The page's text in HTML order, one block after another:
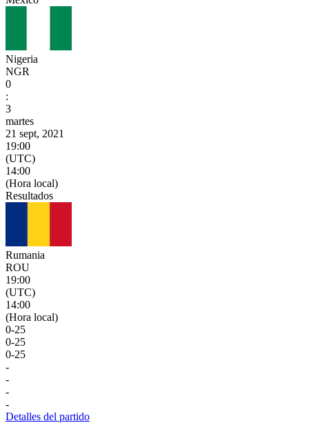
Nigeria
NGR
0
:
3
martes
21 sept, 2021
19:00
(UTC)
14:00
(Hora local)
Resultados
Rumania
ROU
19:00
(UTC)
14:00
(Hora local)
0-25
0-25
0-25
-
-
-
-
Detalles del partido